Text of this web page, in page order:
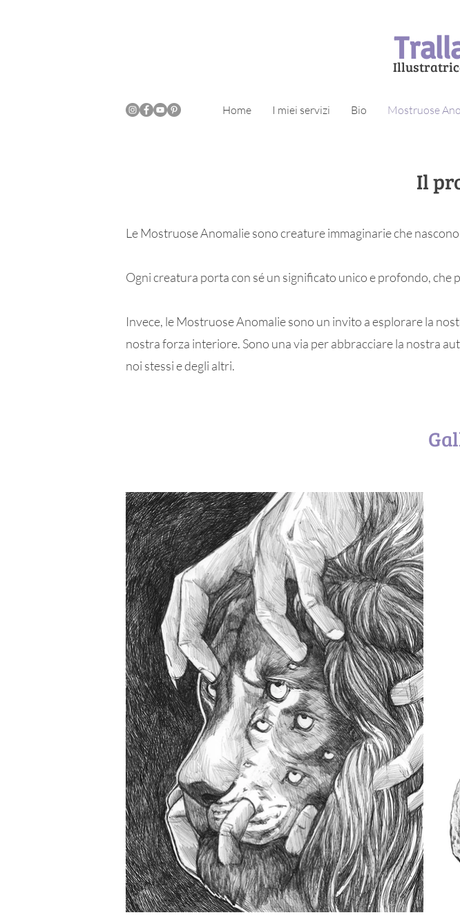
Home I miei servizi Bio Mostruose
Il
Le Mostruose Anomalie sono creature immaginarie che
Ogni creatura porta con sé un significato unico e profondo,
Invece, le Mostruose Anomalie sono un invito a esplorare la
nostra forza interiore. Sono una via per abbracciare la nostra
noi stessi e degli altri.